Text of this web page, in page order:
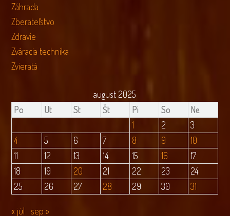
Záhrada
Zberateľstvo
Zdravie
Zváracia technika
Zvieratá
august 2025
Po
Ut St Št Pi So
Ne
1
2
3
4
5 6 7 8 9
10
11
12 13 14 15 16
17
18
19 20 21 22 23
24
25
26 27 28 29 30 31
« júl sep »